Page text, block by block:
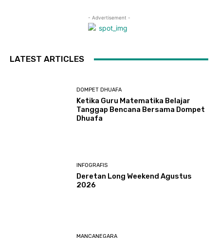
- Advertisement -
LATEST ARTICLES
DOMPET DHUAFA
Ketika Guru Matematika Belajar
Tanggap Bencana Bersama Dompet
Dhuafa
INFOGRAFIS
Deretan Long Weekend Agustus
2026
MANCANEGARA